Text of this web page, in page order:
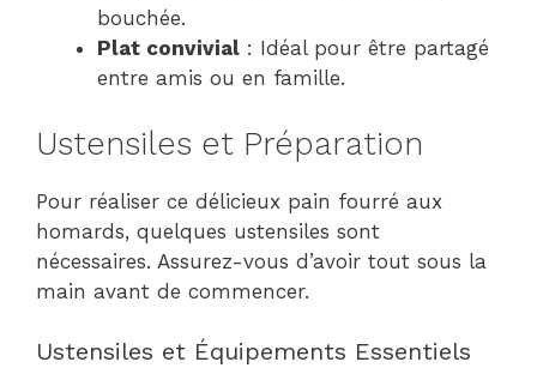
bouchée.
Plat convivial : Idéal pour être partagé
entre amis ou en famille.
Ustensiles et Préparation
Pour réaliser ce délicieux pain fourré aux
homards, quelques ustensiles sont
nécessaires. Assurez-vous d’avoir tout sous la
main avant de commencer.
Ustensiles et Équipements Essentiels